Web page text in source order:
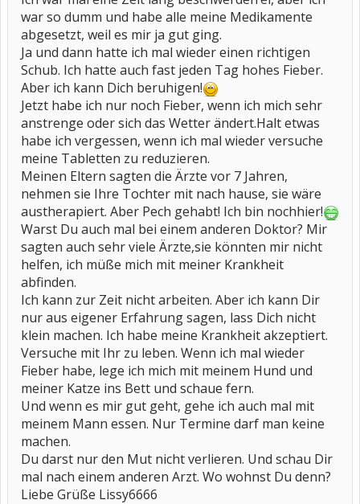
war so dumm und habe alle meine Medikamente
abgesetzt, weil es mir ja gut ging.
Ja und dann hatte ich mal wieder einen richtigen
Schub. Ich hatte auch fast jeden Tag hohes Fieber.
Aber ich kann Dich beruhigen!
Jetzt habe ich nur noch Fieber, wenn ich mich sehr
anstrenge oder sich das Wetter ändert.Halt etwas
habe ich vergessen, wenn ich mal wieder versuche
meine Tabletten zu reduzieren.
Meinen Eltern sagten die Ärzte vor 7 Jahren,
nehmen sie Ihre Tochter mit nach hause, sie wäre
austherapiert. Aber Pech gehabt! Ich bin nochhier!
Warst Du auch mal bei einem anderen Doktor? Mir
sagten auch sehr viele Ärzte,sie könnten mir nicht
helfen, ich müße mich mit meiner Krankheit
abfinden.
Ich kann zur Zeit nicht arbeiten. Aber ich kann Dir
nur aus eigener Erfahrung sagen, lass Dich nicht
klein machen. Ich habe meine Krankheit akzeptiert.
Versuche mit Ihr zu leben. Wenn ich mal wieder
Fieber habe, lege ich mich mit meinem Hund und
meiner Katze ins Bett und schaue fern.
Und wenn es mir gut geht, gehe ich auch mal mit
meinem Mann essen. Nur Termine darf man keine
machen.
Du darst nur den Mut nicht verlieren. Und schau Dir
mal nach einem anderen Arzt. Wo wohnst Du denn?
Liebe Grüße Lissy6666